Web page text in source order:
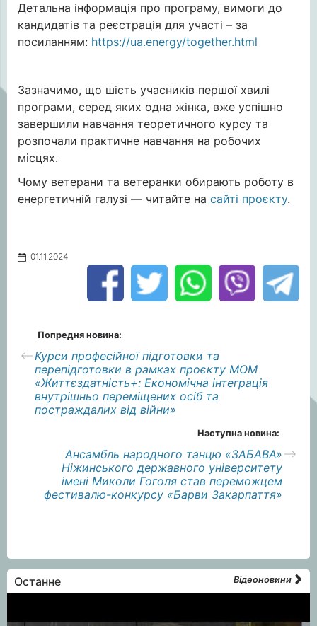
Детальна інформація про програму, вимоги до
кандидатів та реєстрація для участі – за
посиланням: https://ua.energy/together.html
Зазначимо, що шість учасників першої хвилі
програми, серед яких одна жінка, вже успішно
завершили навчання теоретичного курсу та
розпочали практичне навчання на робочих
місцях.
Чому ветерани та ветеранки обирають роботу в
енергетичній галузі — читайте на сайті проєкту.
01.11.2024
Попредня новина:
Курси професійної підготовки та
перепідготовки в рамках проєкту МОМ
«Життєздатність+: Економічна інтеграція
внутрішньо переміщених осіб та
постраждалих від війни»
Наступна новина:
Ансамбль народного танцю «ЗАБАВА»
Ніжинського державного університету
імені Миколи Гоголя став переможцем
фестивалю-конкурсу «Барви Закарпаття»
Останне Відеоновини